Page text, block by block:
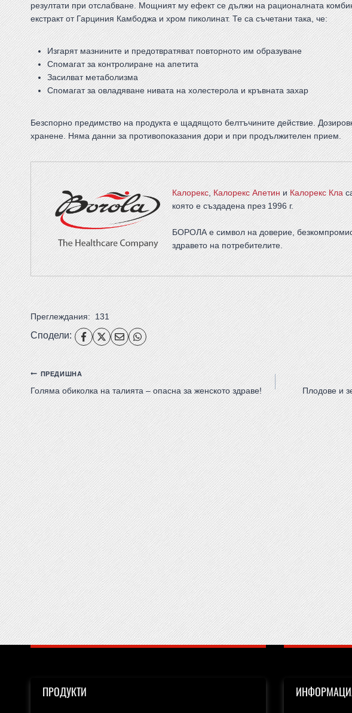
резултати при отслабване. Мощният му ефект се дължи на рационалната
екстракт от Гарциния Камбоджа и хром пиколинат. Те са съчетани така, че:
Изгарят мазнините и предотвратяват повторното им образуване
Спомагат за контролиране на апетита
Засилват метаболизма
Спомагат за овладяване нивата на холестерола и кръвната захар
Безспорно предимство на продукта е щадящото белтъчините действие.
хранене. Няма данни за противопоказания дори и при продължителен прием.
Калорекс,Калорекс АпетиниКалорекс Кла
която е създадена през 1996 г.
БОРОЛА е символ на доверие,
здравето на потребителите.
Преглеждания: 131
Сподели:
ПРЕДИШНА
Голяма обиколка на талията – опасна за женското здраве! Плодове и
ПРОДУКТИ